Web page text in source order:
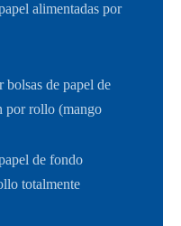
alimentadas por
bolsas de papel de
por rollo (mango
de fondo
totalmente